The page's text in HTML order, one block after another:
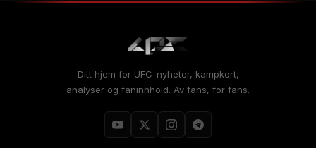
Ditt hjem for UFC-nyheter, kampkort,
analyser og faninnhold. Av fans, for fans.